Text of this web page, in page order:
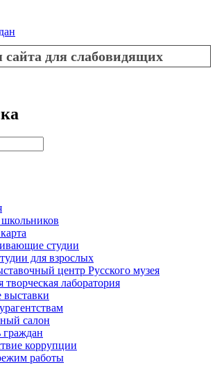
сайта для слабовидящих
школьников
студии
для взрослых
центр Русского музея
лаборатория
выставки
салон
граждан
коррупции
работы